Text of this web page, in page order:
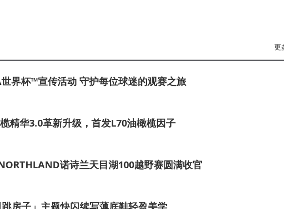
更
界杯™宣传活动 守护每位球迷的观赛之旅
精华3.0革新升级，首发L70油橄榄因子
诺诗兰天目湖100越野赛圆满收官
房子」主题快闪续写薄底鞋轻盈美学